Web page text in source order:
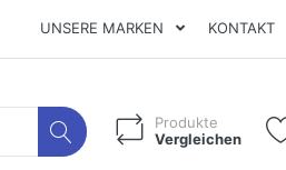
UNSERE MARKEN KONTAKT
Produkte
Vergleichen